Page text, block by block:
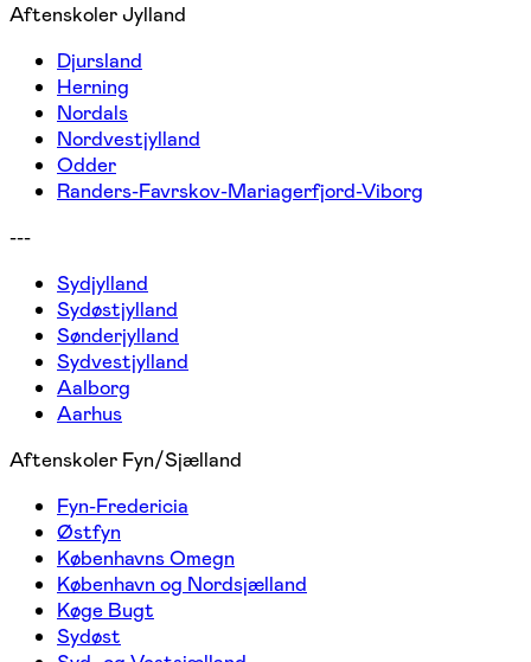
Aftenskoler Jylland
Djursland
Herning
Nordals
Nordvestjylland
Odder
Randers-Favrskov-Mariagerfjord-Viborg
---
Sydjylland
Sydøstjylland
Sønderjylland
Sydvestjylland
Aalborg
Aarhus
Aftenskoler Fyn/Sjælland
Fyn-Fredericia
Østfyn
Københavns Omegn
København og Nordsjælland
Køge Bugt
Sydøst